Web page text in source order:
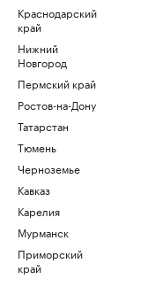
Краснодарский
край
Нижний
Новгород
Пермский край
Ростов-на-Дону
Татарстан
Тюмень
Черноземье
Кавказ
Карелия
Мурманск
Приморский
край